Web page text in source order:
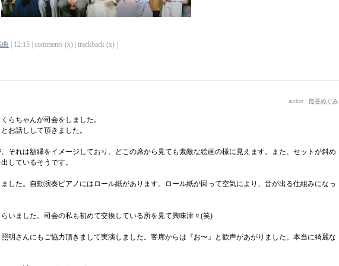
| 12:15 | comments (x) | trackback (x) |
author : 熊谷めぐみ
らちゃんが司会をしました。
お話しして頂きました。
それは額縁をイメージしており、どこの席から見ても素敵な絵画の様に見えます。また、セットが斜め
しているそうです。
した。自動演奏ピアノにはロール紙があります。ロール紙が回って空気により、音が出る仕組みになっ
いました。司会の私も初めて交換している所を見て興味津々(笑)
明さんにもご協力頂きまして実演しました。客席からは『お〜』と歓声があがりました。本当に綺麗な